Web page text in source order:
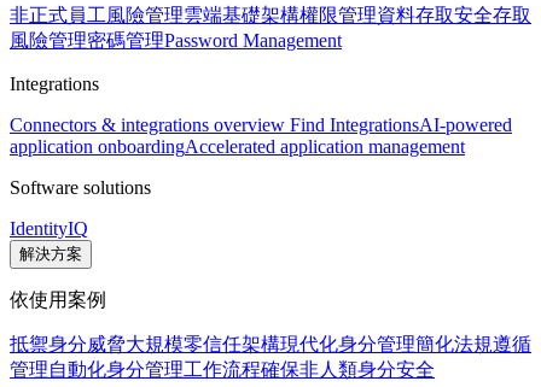
非正式員工風險管理雲端基礎架構權限管理資料存取安全存取
風險管理密碼管理Password Management
Integrations
Connectors & integrations overview Find IntegrationsAI-powered
application onboardingAccelerated application management
Software solutions
IdentityIQ
解決方案
依使用案例
抵禦身分威脅大規模零信任架構現代化身分管理簡化法規遵循
管理自動化身分管理工作流程確保非人類身分安全